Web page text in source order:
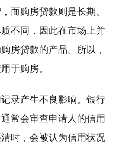
而购房贷款则是长期、
不同，因此在市场上并
房贷款的产品。所以，
于购房。
录产生不良影响。银行
常会审查申请人的信用
时，会被认为信用状况